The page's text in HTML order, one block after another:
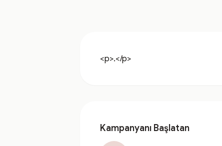
<p>.</p>
Kampanyanı Başlatan